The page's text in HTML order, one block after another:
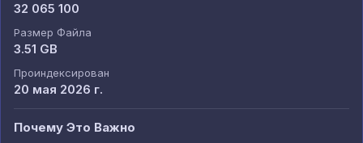
32 065 100
Размер Файла
3.51 GB
Проиндексирован
20 мая 2026 г.
Почему Это Важно